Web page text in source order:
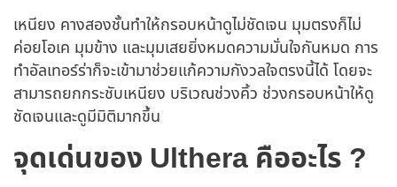
เหนียง คางสองชั้นทำให้กรอบหน้าดูไม่ชัดเจน มุมตรงก็ไม่
ค่อยโอเค มุมข้าง และมุมเสยยิ่งหมดความมั่นใจกันหมด การ
ทำอัลเทอร์ร่าก็จะเข้ามาช่วยแก้ความกังวลใจตรงนี้ได้ โดยจะ
สามารถยกกระชับเหนียง บริเวณช่วงคิ้ว ช่วงกรอบหน้าให้ดู
ชัดเจนและดูมีมิติมากขึ้น
จุดเด่นของ Ulthera คืออะไร ?